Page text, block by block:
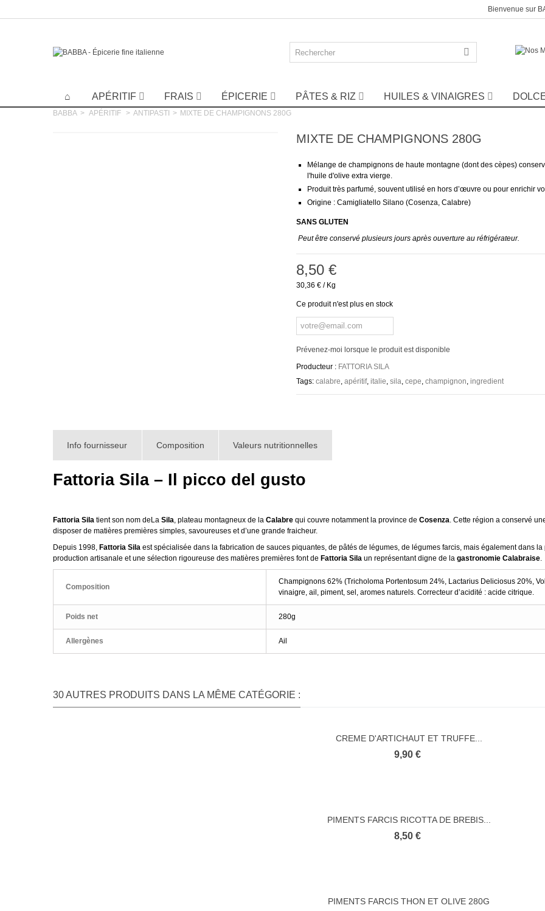
Bienvenue sur
APÉRITIF FRAIS ÉPICERIE PÂTES & RIZ HUILES & VINAIGRES
BABBA > APÉRITIF > ANTIPASTI > MIXTE DE CHAMPIGNONS 280G
MIXTE DE CHAMPIGNONS 280G
Mélange de champignons de haute montagne (dont des cèpes)
l'huile d'olive extra vierge.
Produit très parfumé, souvent utilisé en hors d’œuvre ou pour enrichir
Origine : Camigliatello Silano (Cosenza, Calabre)
SANS GLUTEN
Peut être conservé plusieurs jours après ouverture au réfrigérateur.
8,50 €
30,36 €/ Kg
Ce produit n'est plus en stock
Prévenez-moi lorsque le produit est disponible
Producteur : FATTORIA SILA
Tags: calabre, apéritif, italie, sila, cepe, champignon, ingredient
Info fournisseur Composition Valeurs nutritionnelles
Fattoria Sila – Il picco del gusto
Fattoria Sila tient son nom deLa Sila, plateau montagneux de la Calabre qui couvre notamment la province de Cosenza. Cette région a conservé
disposer de matières premières simples, savoureuses et d’une grande fraicheur.
Depuis 1998, Fattoria Sila est spécialisée dans la fabrication de sauces piquantes, de pâtés de légumes, de légumes farcis, mais également dans
production artisanale et une sélection rigoureuse des matières premières font de Fattoria Sila un représentant digne de la gastronomie Calabraise.
Composition
Champignons 62% (Tricholoma Portentosum 24%, Lactarius Deliciosus 20%,
vinaigre, ail, piment, sel, aromes naturels. Correcteur d’acidité : acide citrique.
Poids net 280g
Allergènes Ail
30 AUTRES PRODUITS DANS LA MÊME CATÉGORIE :
CREME D'ARTICHAUT ET TRUFFE...
9,90 €
PIMENTS FARCIS RICOTTA DE BREBIS...
8,50 €
PIMENTS FARCIS THON ET OLIVE 280G